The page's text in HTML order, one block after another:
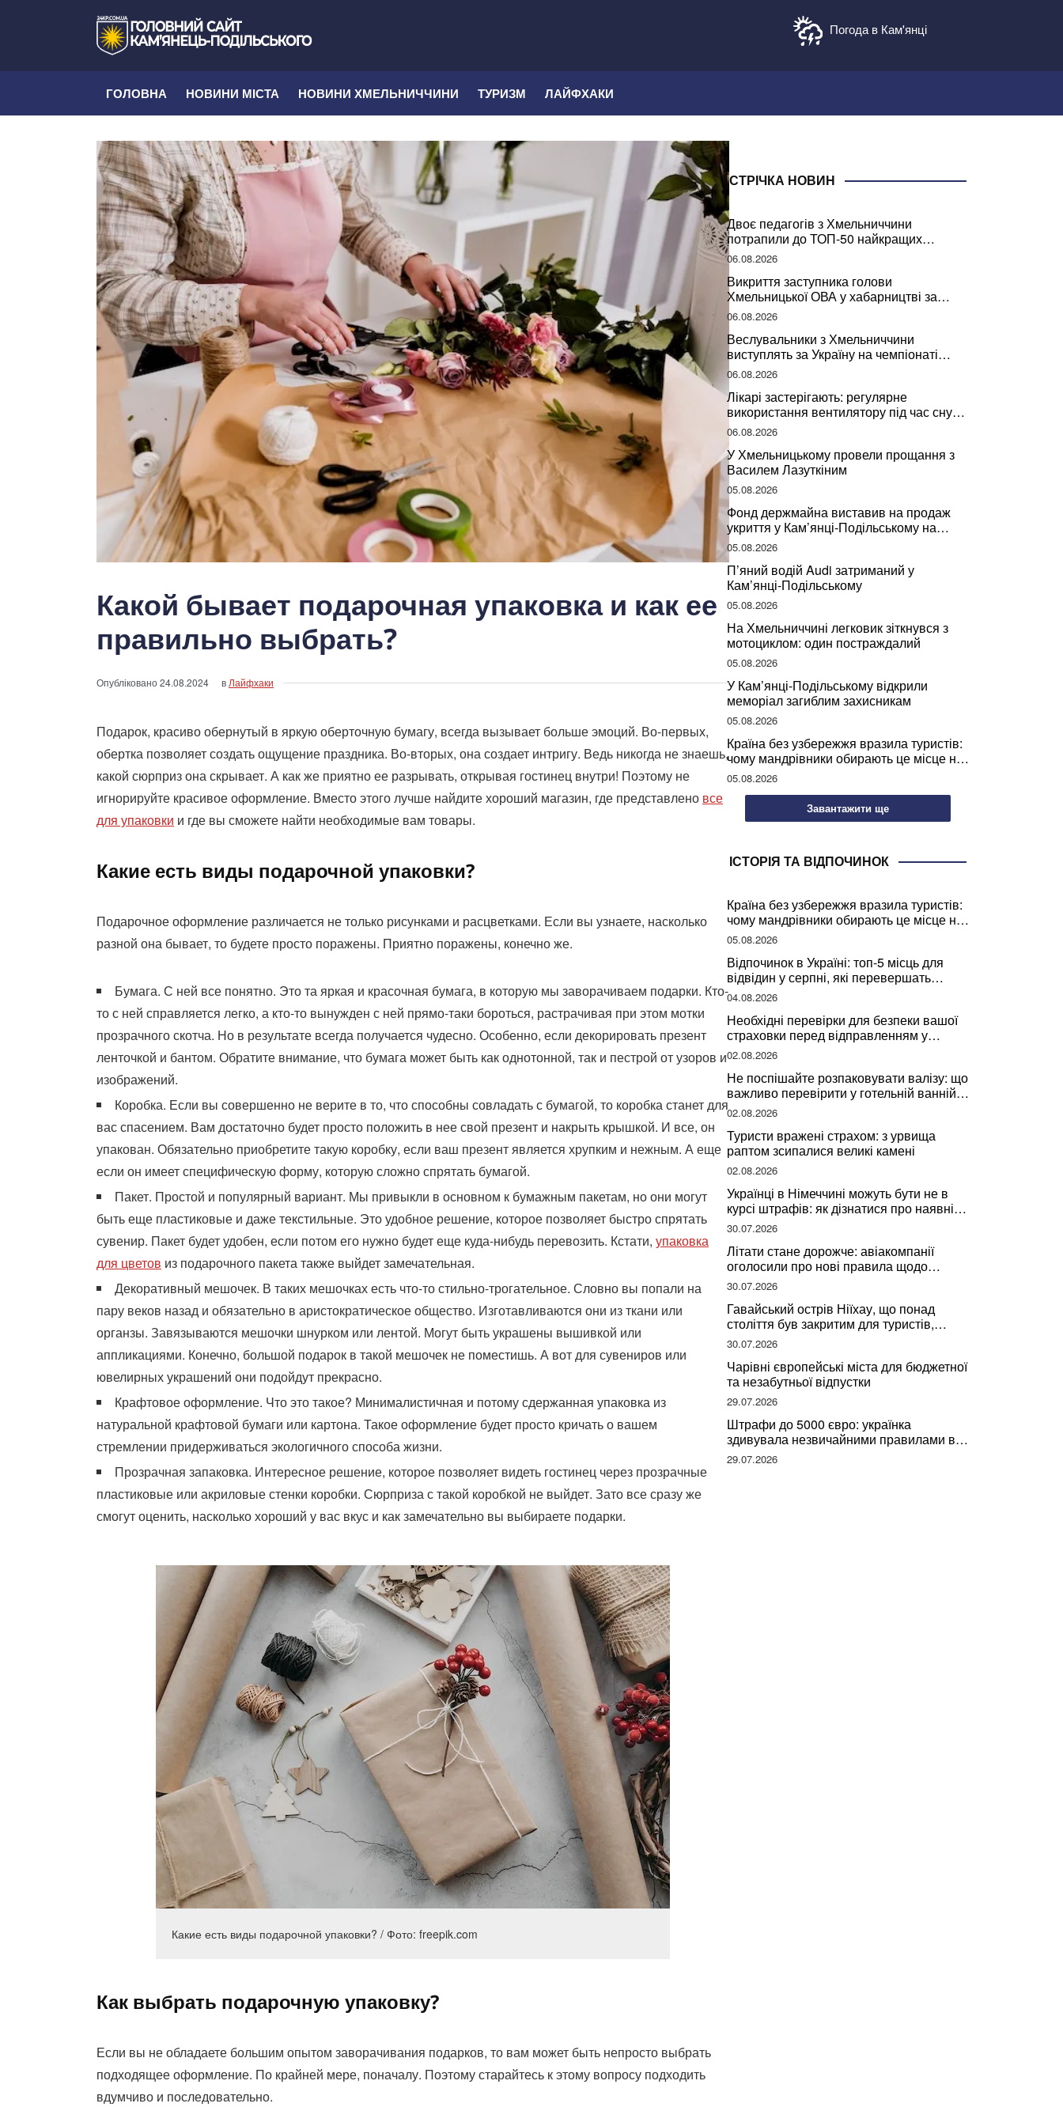
Погода в Кам'янці
ГОЛОВНА НОВИНИ МІСТА НОВИНИ ХМЕЛЬНИЧЧИНИ ТУРИЗМ ЛАЙФХАКИ
Какой бывает подарочная упаковка и как ее
правильно выбрать?
Опубліковано24.08.2024 в Лайфхаки
Подарок, красиво обернутый в яркую оберточную бумагу, всегда вызывает больше эмоций. Во-первых,
обертка позволяет создать ощущение праздника. Во-вторых, она создает интригу. Ведь никогда не знаешь,
какой сюрприз она скрывает. А как же приятно ее разрывать, открывая гостинец внутри! Поэтому не
игнорируйте красивое оформление. Вместо этого лучше найдите хороший магазин, где представлено все
для упаковки и где вы сможете найти необходимые вам товары.
Какие есть виды подарочной упаковки?
Подарочное оформление различается не только рисунками и расцветками. Если вы узнаете, насколько
разной она бывает, то будете просто поражены. Приятно поражены, конечно же.
Бумага. С ней все понятно. Это та яркая и красочная бумага, в которую мы заворачиваем подарки. Кто-
то с ней справляется легко, а кто-то вынужден с ней прямо-таки бороться, растрачивая при этом мотки
прозрачного скотча. Но в результате всегда получается чудесно. Особенно, если декорировать презент
ленточкой и бантом. Обратите внимание, что бумага может быть как однотонной, так и пестрой от узоров и
изображений.
Коробка. Если вы совершенно не верите в то, что способны совладать с бумагой, то коробка станет для
вас спасением. Вам достаточно будет просто положить в нее свой презент и накрыть крышкой. И все, он
упакован. Обязательно приобретите такую коробку, если ваш презент является хрупким и нежным. А еще
если он имеет специфическую форму, которую сложно спрятать бумагой.
Пакет. Простой и популярный вариант. Мы привыкли в основном к бумажным пакетам, но они могут
быть еще пластиковые и даже текстильные. Это удобное решение, которое позволяет быстро спрятать
сувенир. Пакет будет удобен, если потом его нужно будет еще куда-нибудь перевозить. Кстати, упаковка
для цветов из подарочного пакета также выйдет замечательная.
Декоративный мешочек. В таких мешочках есть что-то стильно-трогательное. Словно вы попали на
пару веков назад и обязательно в аристократическое общество. Изготавливаются они из ткани или
органзы. Завязываются мешочки шнурком или лентой. Могут быть украшены вышивкой или
аппликациями. Конечно, большой подарок в такой мешочек не поместишь. А вот для сувениров или
ювелирных украшений они подойдут прекрасно.
Крафтовое оформление. Что это такое? Минималистичная и потому сдержанная упаковка из
натуральной крафтовой бумаги или картона. Такое оформление будет просто кричать о вашем
стремлении придерживаться экологичного способа жизни.
Прозрачная запаковка. Интересное решение, которое позволяет видеть гостинец через прозрачные
пластиковые или акриловые стенки коробки. Сюрприза с такой коробкой не выйдет. Зато все сразу же
смогут оценить, насколько хороший у вас вкус и как замечательно вы выбираете подарки.
Какие есть виды подарочной упаковки? / Фото: freepik.com
Как выбрать подарочную упаковку?
Если вы не обладаете большим опытом заворачивания подарков, то вам может быть непросто выбрать
подходящее оформление. По крайней мере, поначалу. Поэтому старайтесь к этому вопросу подходить
вдумчиво и последовательно.
СТРІЧКА НОВИН
Двоє педагогів з Хмельниччини
потрапили до ТОП-50 найкращих
учителів України
06.08.2026
Викриття заступника голови
Хмельницької ОВА у хабарництві за
підписання контрактів на ремонт доріг
06.08.2026
Веслувальники з Хмельниччини
виступлять за Україну на чемпіонаті
світу
06.08.2026
Лікарі застерігають: регулярне
використання вентилятору під час сну
може негативно вплинути на ваше
здоров’я
06.08.2026
У Хмельницькому провели прощання з
Василем Лазуткіним
05.08.2026
Фонд держмайна виставив на продаж
укриття у Кам’янці-Подільському на
Хмельниччині
05.08.2026
П’яний водій Audi затриманий у
Кам’янці-Подільському
05.08.2026
На Хмельниччині легковик зіткнувся з
мотоциклом: один постраждалий
05.08.2026
У Кам’янці-Подільському відкрили
меморіал загиблим захисникам
05.08.2026
Країна без узбережжя вразила туристів:
чому мандрівники обирають це місце на
відпочинок
05.08.2026
Завантажити ще
ІСТОРІЯ ТА ВІДПОЧИНОК
Країна без узбережжя вразила туристів:
чому мандрівники обирають це місце на
відпочинок
05.08.2026
Відпочинок в Україні: топ-5 місць для
відвідин у серпні, які перевершать
закордонні враження
04.08.2026
Необхідні перевірки для безпеки вашої
страховки перед відправленням у
подорож
02.08.2026
Не поспішайте розпаковувати валізу: що
важливо перевірити у готельній ванній
за словами досвідченої мандрівниці
02.08.2026
Туристи вражені страхом: з урвища
раптом зсипалися великі камені
02.08.2026
Українці в Німеччині можуть бути не в
курсі штрафів: як дізнатися про наявні
борги
30.07.2026
Літати стане дорожче: авіакомпанії
оголосили про нові правила щодо
вибору місць
30.07.2026
Гавайський острів Ніїхау, що понад
століття був закритим для туристів,
починає приймати перших відвідувачів
30.07.2026
Чарівні європейські міста для бюджетної
та незабутньої відпустки
29.07.2026
Штрафи до 5000 євро: українка
здивувала незвичайними правилами в
Німеччині та поділилася правдою
29.07.2026